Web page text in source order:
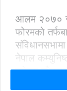
आलम २०७०
फोरमको
नेपाल
उमेरमा
उपचारको